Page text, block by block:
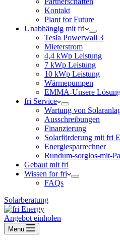
Kontakt
Plant for Future
Unabhängig mit fri
Tesla Powerwall 3
Mieterstrom
4,4 kWp Leistung
7 kWp Leistung
10 kWp Leistung
Wärmepumpen
EMMA-Unsere
fri Service
Wartung von
Ausschreibungen
Finanzierung
Solarförderung mit fri
Energiesparrechner
Rundum-sorglos-mit-
Gebaut mit fri
Wissen for fri
FAQs
Solarberatung
Angebot einholen
Menü